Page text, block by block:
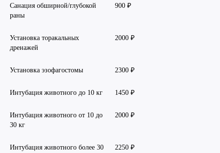
Санация обширной/глубокой
раны
900 ₽
Установка торакальных
дренажей
2000 ₽
Установка эзофагостомы 2300 ₽
Интубация животного до 10 кг 1450 ₽
Интубация животного от 10 до
30 кг
2000 ₽
Интубация животного более 30
2250 ₽